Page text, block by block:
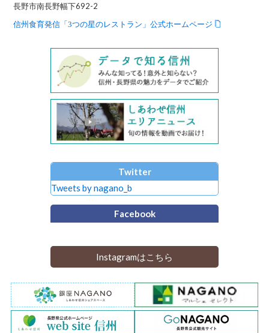
長野市南長野幅下692-2
信州食育発信「3つの星のレストラン」公式ホームページ
Twitter
Tweets by nagano_b
Facebook
Instagramはこちら